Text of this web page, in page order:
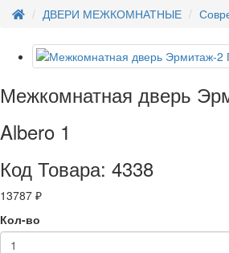
ДВЕРИ МЕЖКОМНАТНЫЕ
Межкомнатная дверь
Albero 1
Код Товара: 4338
13787 ₽
Кол-во